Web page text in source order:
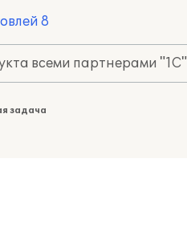
8
всеми партнерами "1С"
задача